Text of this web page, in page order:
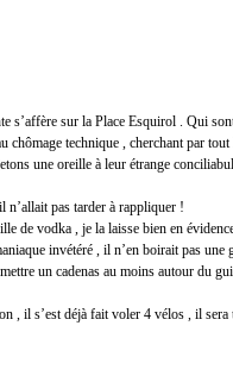
s’affère sur la Place Esquirol . Qui
chômage technique , cherchant par
une oreille à leur étrange
n’allait pas tarder à rappliquer !
de vodka , je la laisse bien en
invétéré , il n’en boirait pas
un cadenas au moins autour du
, il s’est déjà fait voler 4 vélos , il